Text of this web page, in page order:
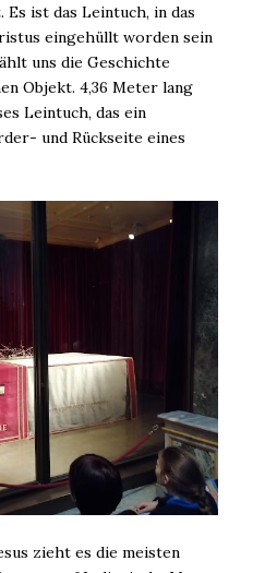
ist das Leintuch, in das
eingehüllt worden sein
uns die Geschichte
Objekt. 4,36 Meter lang
Leintuch, das ein
und Rückseite eines
zieht es die meisten